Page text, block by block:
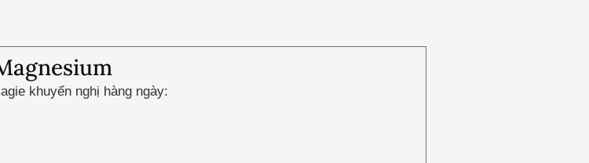
khuyến nghị hàng ngày: